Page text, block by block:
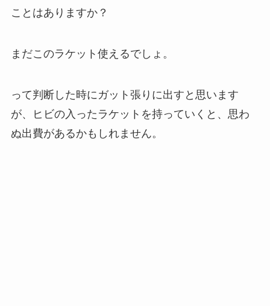
ことはありますか？
まだこのラケット使えるでしょ。
って判断した時にガット張りに出すと思います
が、ヒビの入ったラケットを持っていくと、思わ
ぬ出費があるかもしれません。